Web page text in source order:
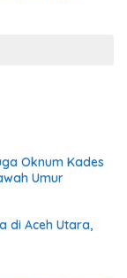
Oknum Kades
Umur
di Aceh Utara,